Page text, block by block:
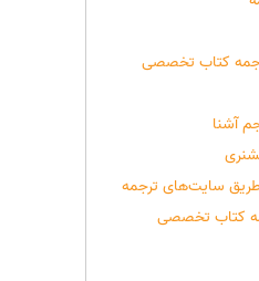
کتاب تخصصی
آشنا
سایت‌های ترجمه
کتاب تخصصی